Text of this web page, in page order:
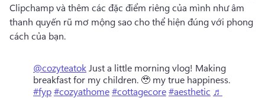
Clipchamp và thêm các đặc điểm riêng của mình như âm
thanh quyến rũ mơ mộng sao cho thể hiện đúng với phong
cách của bạn.
@cozyteatokJust a little morning vlog! Making
breakfast for my children. 🥹 my true happiness.
#fyp#cozyathome#cottagecore#aesthetic ♬